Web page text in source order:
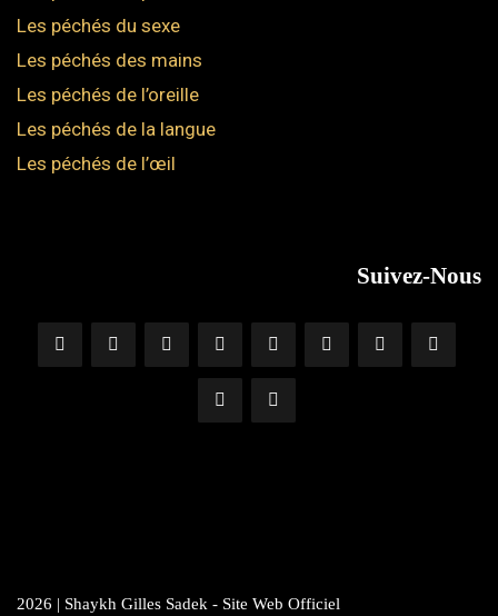
Les péchés du sexe
Les péchés des mains
Les péchés de l’oreille
Les péchés de la langue
Les péchés de l’œil
Suivez-Nous
2026 | Shaykh Gilles Sadek - Site Web Officiel